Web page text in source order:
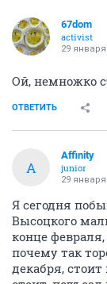
67dom
activist
29 января
Ой, немножко
ОТВЕТИТЬ
A
Affinity
junior
29 января
Я сегодня
Высоцкого
конце
почему так
декабря,